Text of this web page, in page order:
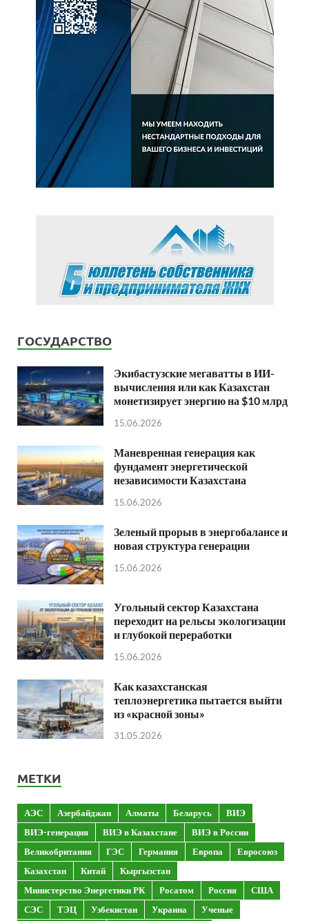
ГОСУДАРСТВО
Экибастузские мегаватты в ИИ-
вычисления или как Казахстан
монетизирует энергию на $10 млрд
15.06.2026
Маневренная генерация как
фундамент энергетической
независимости Казахстана
15.06.2026
Зеленый прорыв в энергобалансе и
новая структура генерации
15.06.2026
Угольный сектор Казахстана
переходит на рельсы экологизации
и глубокой переработки
15.06.2026
Как казахстанская
теплоэнергетика пытается выйти
из «красной зоны»
31.05.2026
МЕТКИ
АЭС Азербайджан Алматы Беларусь
ВИЭ
ВИЭ-генерация
ВИЭ в Казахстане
ВИЭ в России
Великобритания
ГЭС Германия Европа
Евросоюз
Казахстан
Китай
Кыргызстан
Министерство Энергетики РК
Росатом Россия
США
СЭС
ТЭЦ Узбекистан Украина
Ученые